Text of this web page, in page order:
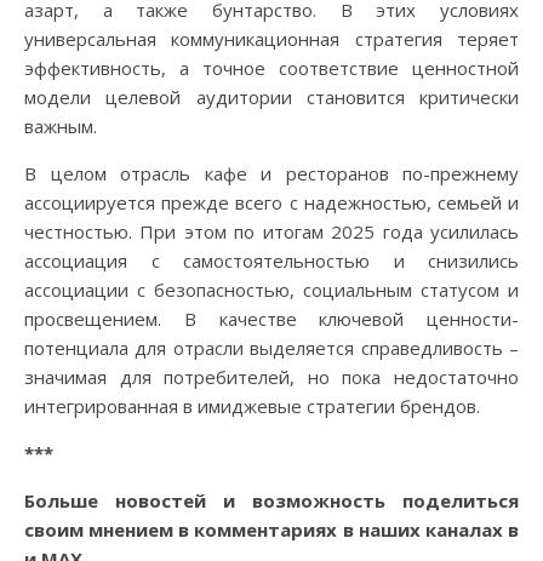
азарт, а также бунтарство. В этих условиях
универсальная коммуникационная стратегия теряет
эффективность, а точное соответствие ценностной
модели целевой аудитории становится критически
важным.
В целом отрасль кафе и ресторанов по-прежнему
ассоциируется прежде всего с надежностью, семьей и
честностью. При этом по итогам 2025 года усилилась
ассоциация с самостоятельностью и снизились
ассоциации с безопасностью, социальным статусом и
просвещением. В качестве ключевой ценности-
потенциала для отрасли выделяется справедливость –
значимая для потребителей, но пока недостаточно
интегрированная в имиджевые стратегии брендов.
***
Больше новостей и возможность поделиться
своим мнением в комментариях в наших каналах в